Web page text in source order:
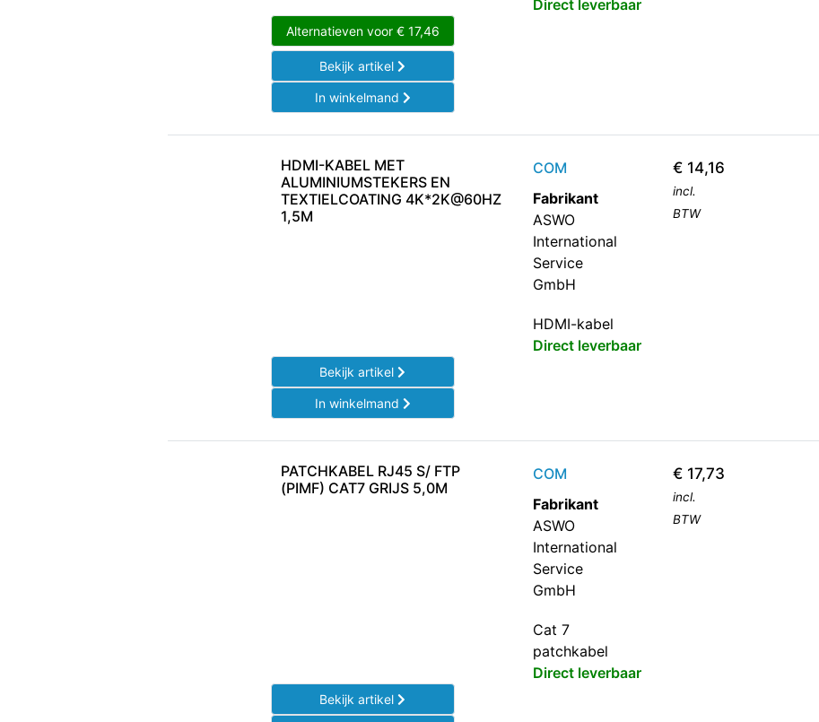
Direct leverbaar
Alternatieven voor €17,46
Bekijk artikel
In winkelmand
HDMI-KABEL MET
ALUMINIUMSTEKERS EN
TEXTIELCOATING 4K*2K@60HZ
1,5M
COM
Fabrikant
ASWO
International
Service
GmbH
HDMI-kabel
Direct leverbaar
€ 14,16
incl.
BTW
Bekijk artikel
In winkelmand
PATCHKABEL RJ45 S/ FTP
(PIMF) CAT7 GRIJS 5,0M
COM
Fabrikant
ASWO
International
Service
GmbH
Cat 7
patchkabel
Direct leverbaar
€ 17,73
incl.
BTW
Bekijk artikel